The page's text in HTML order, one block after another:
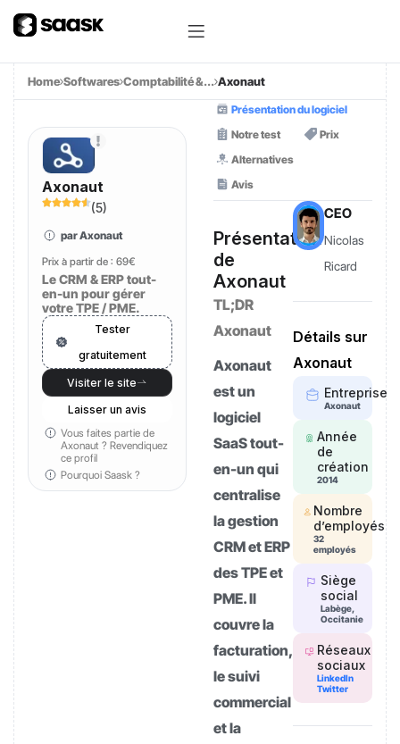
Home Softwares Comptabilité &... Axonaut
Axonaut
(5)
par Axonaut
Prix à partir de : 69€
Le CRM & ERP tout-
en-un pour gérer
votre TPE / PME.
Tester
gratuitement
Visiter le site
Laisser un avis
Vous faites partie de
Axonaut ?Revendiquez
ce profil
Pourquoi Saask ?
Présentation du logiciel
Notre test
Prix
Alternatives
Avis
Présentation
de
Axonaut
TL;DR
Axonaut
Axonaut
est un
logiciel
SaaS tout-
en-un qui
centralise
la gestion
CRM et ERP
des TPE et
PME. Il
couvre la
facturation,
le suivi
commercial
et la
CEO
Nicolas
Ricard
Détails sur
Axonaut
Entreprise
Axonaut
Année
de
création
2014
Nombre
d’employés
32
employés
Siège
social
Labège,
Occitanie
Réseaux
sociaux
LinkedIn
Twitter